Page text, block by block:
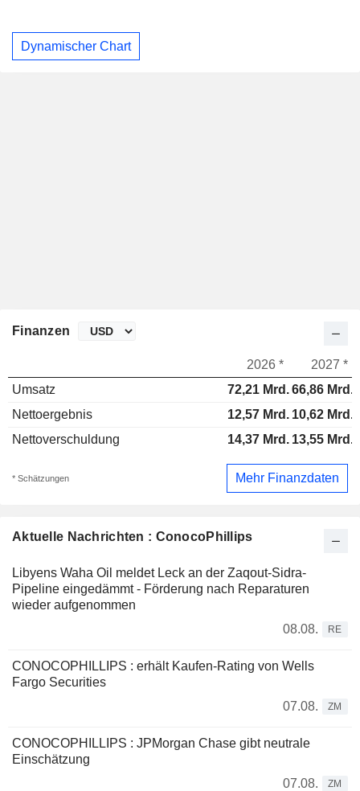
Dynamischer Chart
Aktuelle Nachrichten : ConocoPhillips
Libyens Waha Oil meldet Leck an der Zaqout-Sidra-
Pipeline eingedämmt - Förderung nach Reparaturen
wieder aufgenommen
08.08.
RE
CONOCOPHILLIPS : erhält Kaufen-Rating von Wells
Fargo Securities
07.08.
ZM
CONOCOPHILLIPS : JPMorgan Chase gibt neutrale
Einschätzung
07.08.
ZM
Finanzen
2026 *
2027 *
Umsatz
72,21 Mrd.66,86 Mrd.
Nettoergebnis
12,57 Mrd. 10,62 Mrd.
Nettoverschuldung
14,37 Mrd. 13,55 Mrd.
* Schätzungen Mehr Finanzdaten